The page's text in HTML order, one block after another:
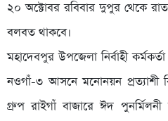
২০ অক্টোবর রবিবার দুপুর থেকে
বলবত থাকবে।
মহাদেবপুর উপজেলা নির্বাহী
নওগাঁ-৩ আসনে মনোনয়ন প্রত্যাশী
গ্রুপ রাইগাঁ বাজারে ঈদ